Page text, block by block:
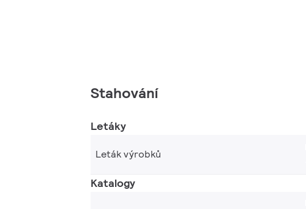
Stahování
Letáky
Leták výrobků
Katalogy